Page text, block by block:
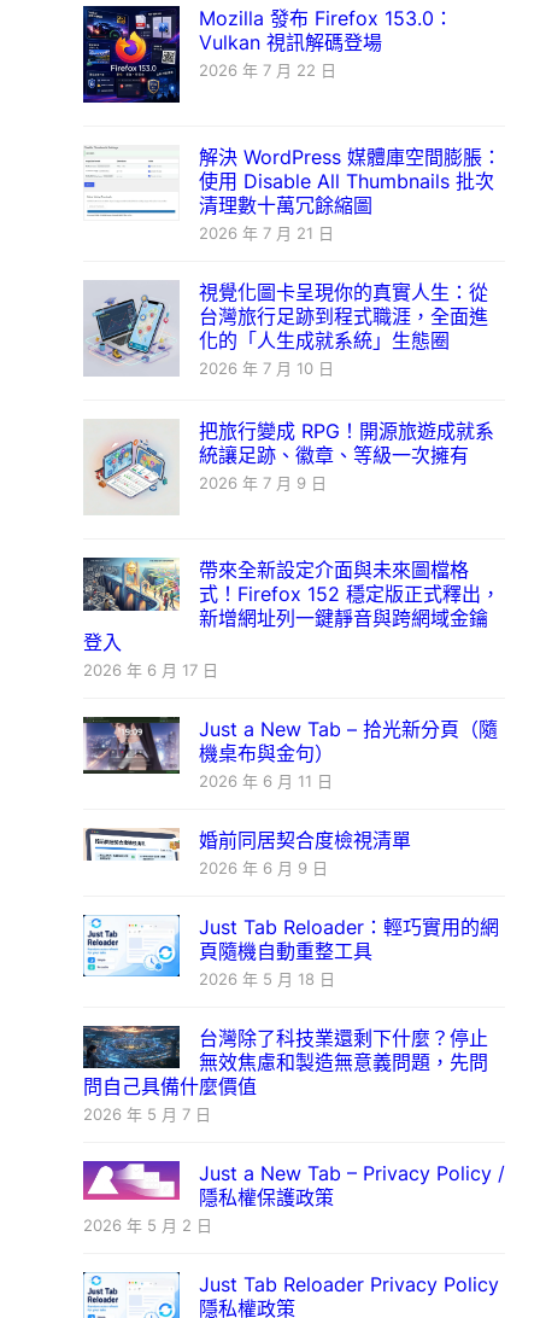
Mozilla 發布 Firefox 153.0：
Vulkan 視訊解碼登場
2026 年 7 月 22 日
解決 WordPress 媒體庫空間膨脹：
使用 Disable All Thumbnails 批次
清理數十萬冗餘縮圖
2026 年 7 月 21 日
視覺化圖卡呈現你的真實人生：從
台灣旅行足跡到程式職涯，全面進
化的「人生成就系統」生態圈
2026 年 7 月 10 日
把旅行變成 RPG！開源旅遊成就系
統讓足跡、徽章、等級一次擁有
2026 年 7 月 9 日
帶來全新設定介面與未來圖檔格
式！Firefox 152 穩定版正式釋出，
新增網址列一鍵靜音與跨網域金鑰
登入
2026 年 6 月 17 日
Just a New Tab – 拾光新分頁（隨
機桌布與金句）
2026 年 6 月 11 日
婚前同居契合度檢視清單
2026 年 6 月 9 日
Just Tab Reloader：輕巧實用的網
頁隨機自動重整工具
2026 年 5 月 18 日
台灣除了科技業還剩下什麼？停止
無效焦慮和製造無意義問題，先問
問自己具備什麼價值
2026 年 5 月 7 日
Just a New Tab – Privacy Policy /
隱私權保護政策
2026 年 5 月 2 日
Just Tab Reloader Privacy Policy
隱私權政策